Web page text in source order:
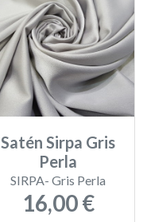
Satén Sirpa Gris
Perla
SIRPA- Gris Perla
16,00 €